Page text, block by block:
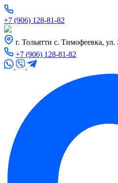
+7 (906) 128-81-82
г. Тольятти с. Тимофеевка, ул.
+7 (906) 128-81-82